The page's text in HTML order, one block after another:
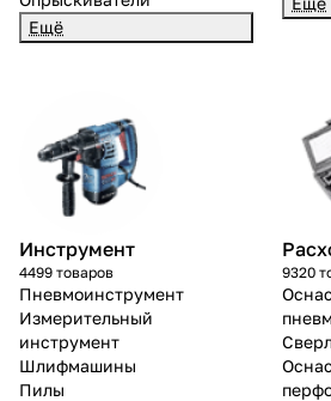
Ещё
Инструмент
4499 товаров
Пневмоинструмент
Измерительный
инструмент
Шлифмашины
Пилы
9320
об оплате Плайтом
недели
Остались
8 800 302-02-
plait.ru